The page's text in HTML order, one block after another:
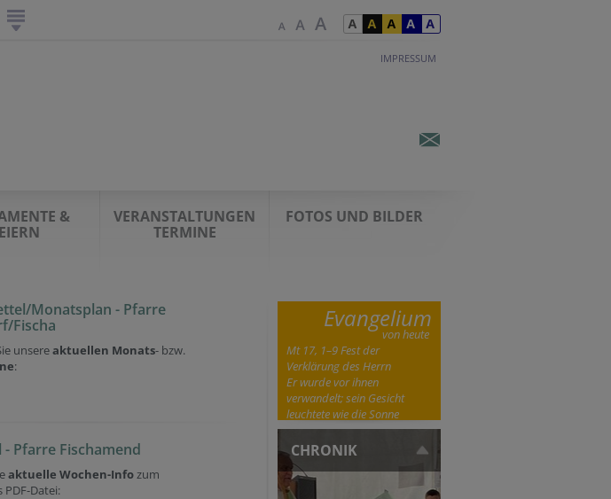
IMPRESSUM
&
VERANSTALTUNGEN
TERMINE
FOTOS UND BILDER
Monatsplan - Pfarre
Fischa
unsereaktuellen Monats- bzw.
:
Pfarre Fischamend
aktuelle Wochen-Infozum
Datei:
Evangelium
von heute
Mt 17, 1–9 Fest der
Verklärung des Herrn
Er wurde vor ihnen
verwandelt; sein Gesicht
leuchtete wie die Sonne
CHRONIK